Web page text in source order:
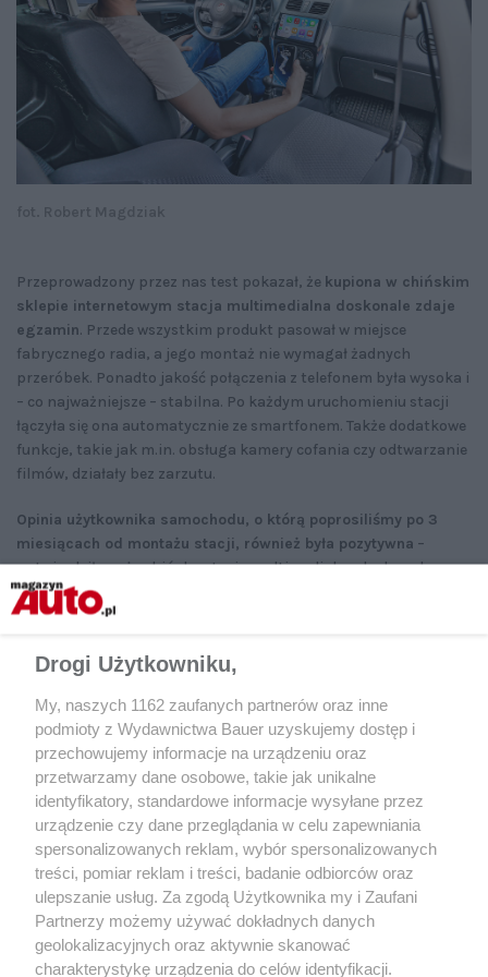
Przeprowadzony przez nas test pokazał, że kupiona w chińskim
sklepie internetowym stacja multimedialna doskonale zdaje
egzamin. Przede wszystkim produkt pasował w miejsce
fabrycznego radia, a jego montaż nie wymagał żadnych
przeróbek. Ponadto jakość połączenia z telefonem była wysoka i
– co najważniejsze – stabilna. Po każdym uruchomieniu stacji
łączyła się ona automatycznie ze smartfonem. Także dodatkowe
funkcje, takie jak m.in. obsługa kamery cofania czy odtwarzanie
filmów, działały bez zarzutu.
Opinia użytkownika samochodu, o którą poprosiliśmy po 3
miesiącach od montażu stacji, również była pozytywna –
potwierdził on, że chińska stacja multimedialna doskonale
sprawdza się w codziennym użytkowaniu. Urządzenie nie gubi
połączenia z telefonem, a dodatkowe funkcje, m.in. wyświetlanie
Drogi Użytkowniku,
My, naszych 1162 zaufanych partnerów oraz inne
podmioty z Wydawnictwa Bauer uzyskujemy dostęp i
przechowujemy informacje na urządzeniu oraz
przetwarzamy dane osobowe, takie jak unikalne
identyfikatory, standardowe informacje wysyłane przez
urządzenie czy dane przeglądania w celu zapewniania
spersonalizowanych reklam, wybór spersonalizowanych
treści, pomiar reklam i treści, badanie odbiorców oraz
ulepszanie usług. Za zgodą Użytkownika my i Zaufani
Partnerzy możemy używać dokładnych danych
geolokalizacyjnych oraz aktywnie skanować
charakterystykę urządzenia do celów identyfikacji.